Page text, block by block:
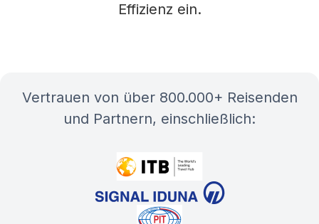
Effizienz ein.
Vertrauen von über 800.000+ Reisenden
und Partnern, einschließlich: